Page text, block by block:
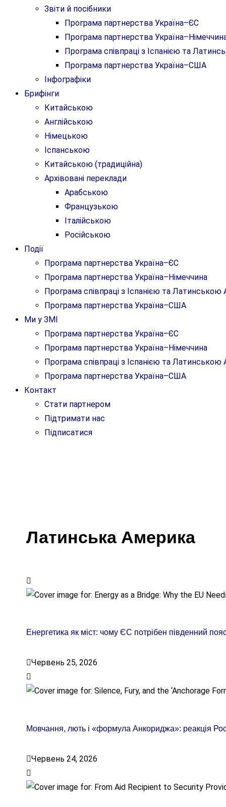
Звіти й посібники
Програма партнерства Україна–ЄС
Програма партнерства
Програма співпраці з Іспанією та
Програма партнерства Україна–США
Інфографіки
Брифінги
Китайською
Англійською
Німецькою
Іспанською
Китайською (традиційна)
Архівовані переклади
Арабською
Французькою
Італійською
Російською
Події
Програма партнерства Україна–ЄС
Програма партнерства Україна–Німеччина
Програма співпраці з Іспанією та
Програма партнерства Україна–США
Ми у ЗМІ
Програма партнерства Україна–ЄС
Програма партнерства Україна–Німеччина
Програма співпраці з Іспанією та
Програма партнерства Україна–США
Контакт
Стати партнером
Підтримати нас
Підписатися
Латинська Америка
Енергетика як міст: чому ЄС потрібен південний
Червень 25, 2026
Мовчання, лють і «формула Анкориджа»: реакція
Червень 24, 2026